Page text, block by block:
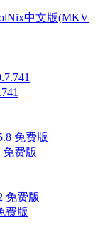
中文版(MKV
免费版
费版